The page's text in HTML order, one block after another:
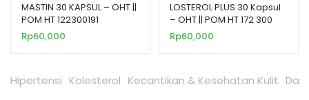
MASTIN 30 KAPSUL – OHT ||
POM HT 122300191
Rp60,000
LOSTEROL PLUS 30 Kapsul
– OHT || POM HT 172 300
641
Rp60,000
Hipertensi Kolesterol Kecantikan & Kesehatan Kulit